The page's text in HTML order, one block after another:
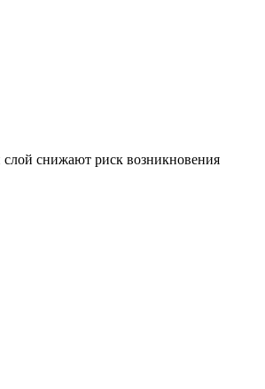
снижают риск возникновения